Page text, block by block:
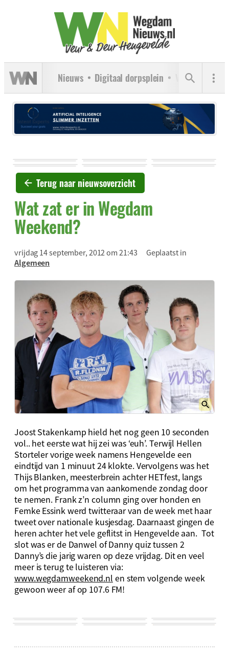
Nieuws Digitaal dorpsplein Verenigingen
Terug naar nieuwsoverzicht
Wat zat er in Wegdam
Weekend?
vrijdag 14 september, 2012 om 21:43
Geplaatst in
Algemeen
Joost Stakenkamp hield het nog geen 10 seconden
vol.. het eerste wat hij zei was ‘euh’. Terwijl Hellen
Storteler vorige week namens Hengevelde een
eindtijd van 1 minuut 24 klokte. Vervolgens was het
Thijs Blanken, meesterbrein achter HETfest, langs
om het programma van aankomende zondag door
te nemen. Frank z’n column ging over honden en
Femke Essink werd twitteraar van de week met haar
tweet over nationale kusjesdag. Daarnaast gingen de
heren achter het vele geflitst in Hengevelde aan. Tot
slot was er de Danwel of Danny quiz tussen 2
Danny’s die jarig waren op deze vrijdag. Dit en veel
meer is terug te luisteren via:
www.wegdamweekend.nl en stem volgende week
gewoon weer af op 107.6 FM!